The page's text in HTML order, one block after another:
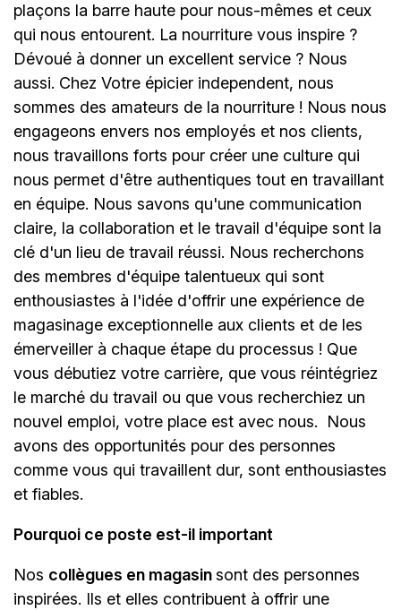
plaçons la barre haute pour nous-mêmes et ceux
qui nous entourent. La nourriture vous inspire ?
Dévoué à donner un excellent service ? Nous
aussi. Chez Votre épicier independent, nous
sommes des amateurs de la nourriture ! Nous nous
engageons envers nos employés et nos clients,
nous travaillons forts pour créer une culture qui
nous permet d'être authentiques tout en travaillant
en équipe. Nous savons qu'une communication
claire, la collaboration et le travail d'équipe sont la
clé d'un lieu de travail réussi. Nous recherchons
des membres d'équipe talentueux qui sont
enthousiastes à l'idée d'offrir une expérience de
magasinage exceptionnelle aux clients et de les
émerveiller à chaque étape du processus ! Que
vous débutiez votre carrière, que vous réintégriez
le marché du travail ou que vous recherchiez un
nouvel emploi, votre place est avec nous.
Nous
avons des opportunités pour des personnes
comme vous qui travaillent dur, sont enthousiastes
et fiables.
Pourquoi ce poste est-il important
Nos collègues en magasinsont des personnes
inspirées. Ils et elles contribuent à offrir une